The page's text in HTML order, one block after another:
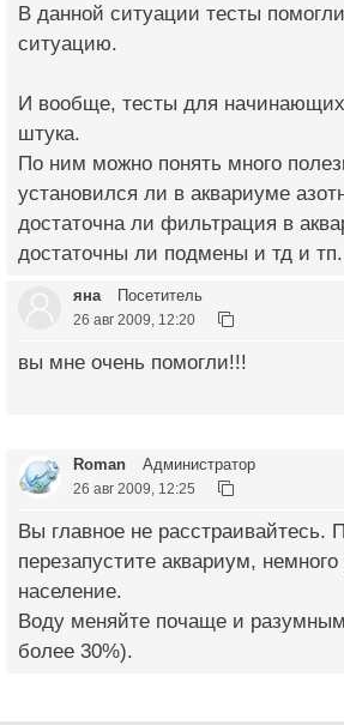
В данной ситуации тесты
ситуацию.
И вообще, тесты для начинающих
штука.
По ним можно понять много
установился ли в аквариуме
достаточна ли фильтрация в
достаточны ли подмены и тд и тп.
яна Посетитель
26 авг 2009, 12:20
вы мне очень помогли!!!
Roman Администратор
26 авг 2009, 12:25
Вы главное не расстраивайтесь.
перезапустите аквариум,
население.
Воду меняйте почаще и
более 30%).